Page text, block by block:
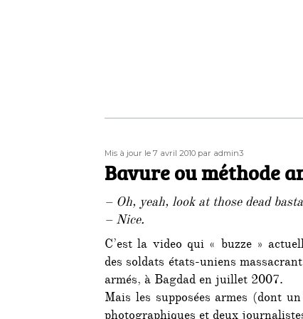
Publié
le
Mis à jour le 7 avril 2010 Auteur
par admin3
Bavure ou méthode
– Oh, yeah, look at those dead
– Nice.
C’est la video qui « buzze »
des soldats états-uniens
armés, à Bagdad en juillet 2007.
Mais les supposées armes (dont